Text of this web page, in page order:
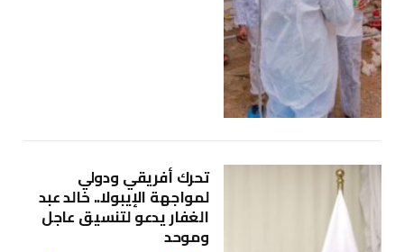
تحرك أفريقي ودولي
لمواجهة الإيبولا.. خالد عبد
الغفار يدعو لتنسيق عاجل
وموحد